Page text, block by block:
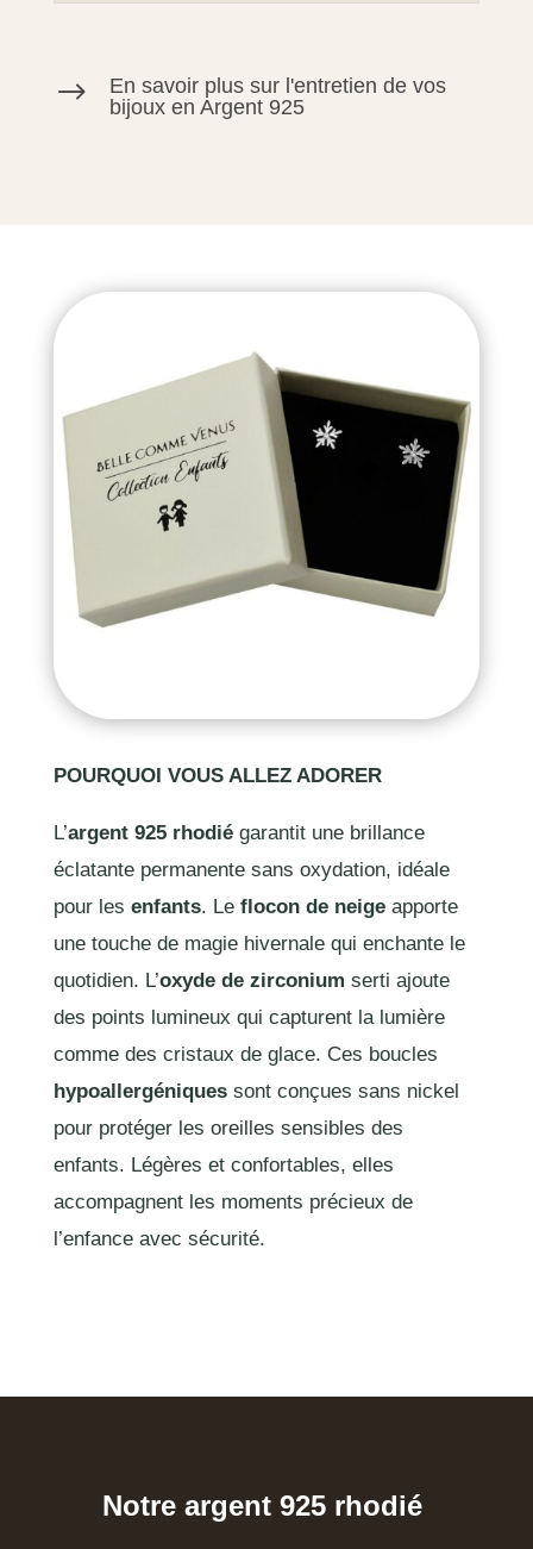
$
En savoir plus sur l'entretien de vos
bijoux en Argent 925
POURQUOI VOUS ALLEZ ADORER
L’argent 925 rhodiégarantit une brillance
éclatante permanente sans oxydation, idéale
pour les enfants. Le flocon de neigeapporte
une touche de magie hivernale qui enchante le
quotidien. L’oxyde de zirconium serti ajoute
des points lumineux qui capturent la lumière
comme des cristaux de glace. Ces boucles
hypoallergéniquessont conçues sans nickel
pour protéger les oreilles sensibles des
enfants. Légères et confortables, elles
accompagnent les moments précieux de
l’enfance avec sécurité.
Notre argent 925 rhodié